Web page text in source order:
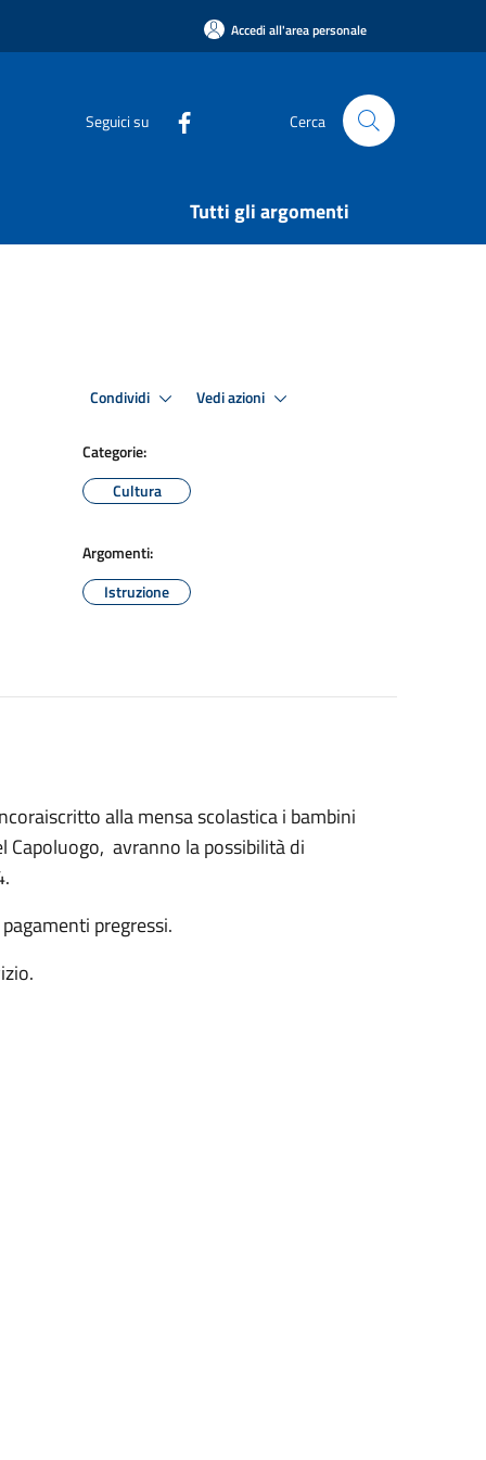
Accedi all'area personale
Seguici su Cerca
Tutti gli argomenti
Condividi Vedi azioni
Categorie:
Cultura
Argomenti:
Istruzione
alla mensa scolastica i bambini
Capoluogo, avranno la possibilità di
pregressi.